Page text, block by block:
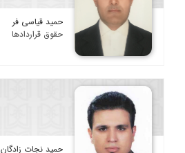
حمید قیاسی فر
حقوق قراردادها
حمید نجات زادگان